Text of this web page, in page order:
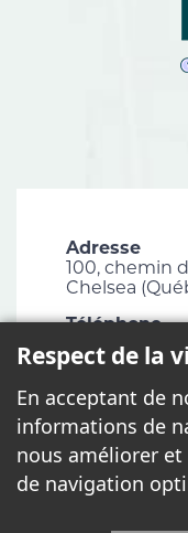
Adresse
100, chemin
Chelsea
Téléphone
819 827-1124
Télécopieur
819 827-2672
Respect de la
En acceptant de
informations de
nous améliorer
de navigation